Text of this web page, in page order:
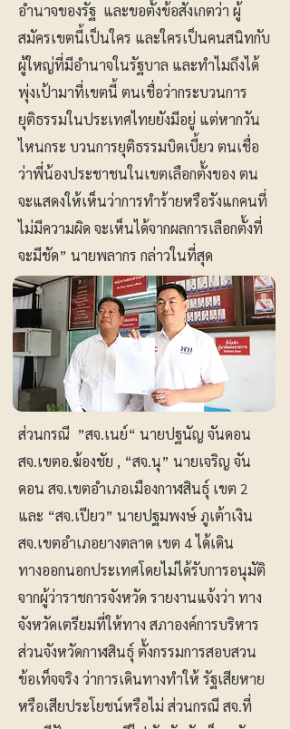
อำนาจของรัฐ และขอตั้งข้อสังเกตว่า ผู้
สมัครเขตนี้เป็นใคร และใครเป็นคนสนิทกับ
ผู้ใหญ่ที่มีอำนาจในรัฐบาล และทำไมถึงได้
พุ่งเป้ามาที่เขตนี้ ตนเชื่อว่ากระบวนการ
ยุติธรรมในประเทศไทยยังมีอยู่ แต่หากวัน
ไหนกระ บวนการยุติธรรมบิดเบี้ยว ตนเชื่อ
ว่าพี่น้องประชาชนในเขตเลือกตั้งของ ตน
จะแสดงให้เห็นว่าการทำร้ายหรือรังแกคนที่
ไม่มีความผิด จะเห็นได้จากผลการเลือกตั้งที่
จะมีชัด” นายพลากร กล่าวในที่สุด
ส่วนกรณี ”สจ.เนย์“ นายปฐนัญ จันดอน
สจ.เขตอ.ฆ้องชัย , “สจ.นุ” นายเจริญ จัน
ดอน สจ.เขตอำเภอเมืองกาฬสินธุ์ เขต 2
และ “สจ.เปียว” นายปฐมพงษ์ ภูเต้าเงิน
สจ.เขตอำเภอยางตลาด เขต 4 ได้เดิน
ทางออกนอกประเทศโดยไม่ได้รับการอนุมัติ
จากผู้ว่าราชการจังหวัด รายงานแจ้งว่า ทาง
จังหวัดเตรียมที่ให้ทาง สภาองค์การบริหาร
ส่วนจังหวัดกาฬสินธุ์ ตั้งกรรมการสอบสวน
ข้อเท็จจริง ว่าการเดินทางทำให้ รัฐเสียหาย
หรือเสียประโยชน์หรือไม่ ส่วนกรณี สจ.ที่